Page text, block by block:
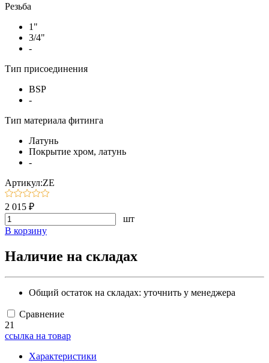
Резьба
1"
3/4"
-
Тип присоединения
BSP
-
Тип материала фитинга
Латунь
Покрытие хром, латунь
-
Артикул:ZE
2 015 ₽
шт
В корзину
Наличие на складах
Общий остаток на складах: уточнить у менеджера
Сравнение
21
ссылка на товар
Характеристики